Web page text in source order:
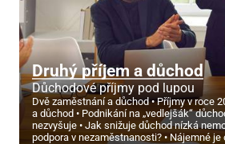
Druhý příjem a důchod
Důchodové příjmy pod lupou
Dvě zaměstnání a důchod
Příjmy v roce
a důchod
Podnikání na „vedlejšák“
nezvyšuje
Jak snižuje důchod nízká
podpora v nezaměstnanosti?
Nájemné je